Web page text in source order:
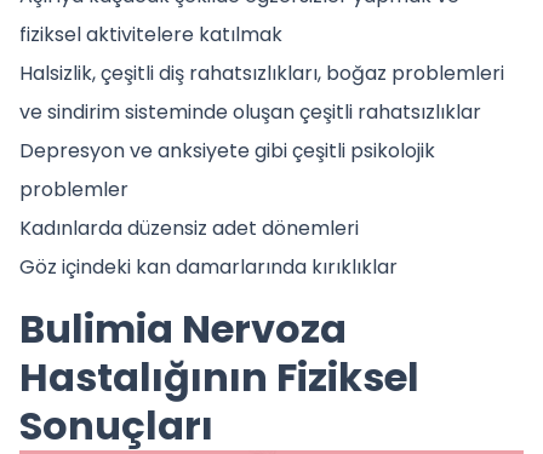
fiziksel aktivitelere katılmak
Halsizlik, çeşitli diş rahatsızlıkları, boğaz problemleri
ve sindirim sisteminde oluşan çeşitli rahatsızlıklar
Depresyon ve anksiyete gibi çeşitli psikolojik
problemler
Kadınlarda düzensiz adet dönemleri
Göz içindeki kan damarlarında kırıklıklar
Bulimia Nervoza
Hastalığının Fiziksel
Sonuçları